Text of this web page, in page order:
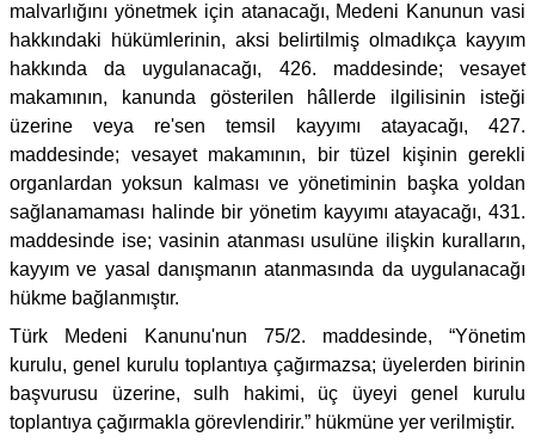
malvarlığını yönetmek için atanacağı, Medeni Kanunun vasi
hakkındaki hükümlerinin, aksi belirtilmiş olmadıkça kayyım
hakkında da uygulanacağı, 426. maddesinde; vesayet
makamının, kanunda gösterilen hâllerde ilgilisinin isteği
üzerine veya re'sen temsil kayyımı atayacağı, 427.
maddesinde; vesayet makamının, bir tüzel kişinin gerekli
organlardan yoksun kalması ve yönetiminin başka yoldan
sağlanamaması halinde bir yönetim kayyımı atayacağı, 431.
maddesinde ise; vasinin atanması usulüne ilişkin kuralların,
kayyım ve yasal danışmanın atanmasında da uygulanacağı
hükme bağlanmıştır.
Türk Medeni Kanunu'nun 75/2. maddesinde, “Yönetim
kurulu, genel kurulu toplantıya çağırmazsa; üyelerden birinin
başvurusu üzerine, sulh hakimi, üç üyeyi genel kurulu
toplantıya çağırmakla görevlendirir.” hükmüne yer verilmiştir.